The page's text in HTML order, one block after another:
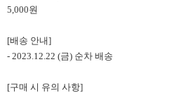
5,000원
[배송 안내]
- 2023.12.22 (금) 순차 배송
[구매 시 유의 사항]